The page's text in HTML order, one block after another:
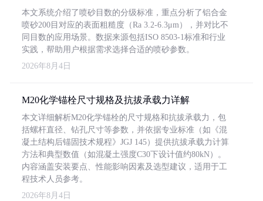
本文系统介绍了喷砂目数的分级标准，重点分析了铝合金
喷砂200目对应的表面粗糙度（Ra 3.2-6.3μm），并对比不
同目数的应用场景。数据来源包括ISO 8503-1标准和行业
实践，帮助用户根据需求选择合适的喷砂参数。
2026年8月4日
M20化学锚栓尺寸规格及抗拔承载力详解
本文详细解析M20化学锚栓的尺寸规格和抗拔承载力，包
括螺杆直径、钻孔尺寸等参数，并依据专业标准（如《混
凝土结构后锚固技术规程》JGJ 145）提供抗拔承载力计算
方法和典型数值（如混凝土强度C30下设计值约80kN）。
内容涵盖安装要点、性能影响因素及选型建议，适用于工
程技术人员参考。
2026年8月4日